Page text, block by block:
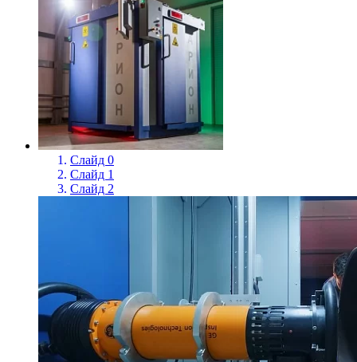
Слайд 0
Слайд 1
Слайд 2